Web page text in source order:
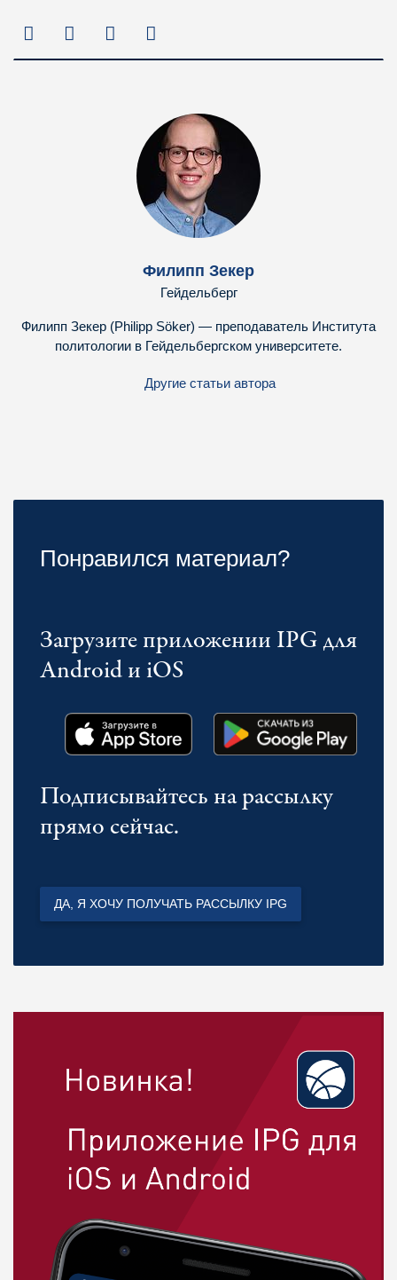
Филипп Зекер
Гейдельберг
Филипп Зекер (Philipp Söker) — преподаватель Института
политологии в Гейдельбергском университете.
Другие статьи автора
Понравился материал?
Загрузите приложении IPG для
Android и iOS
Подписывайтесь на рассылку
прямо сейчас.
ДА, Я ХОЧУ ПОЛУЧАТЬ РАССЫЛКУ IPG